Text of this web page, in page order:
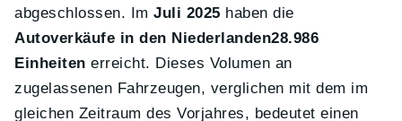
abgeschlossen. ImJuli 2025 haben die
Autoverkäufe in den Niederlanden28.986
Einheiten erreicht. Dieses Volumen an
zugelassenen Fahrzeugen, verglichen mit dem im
gleichen Zeitraum des Vorjahres, bedeutet einen